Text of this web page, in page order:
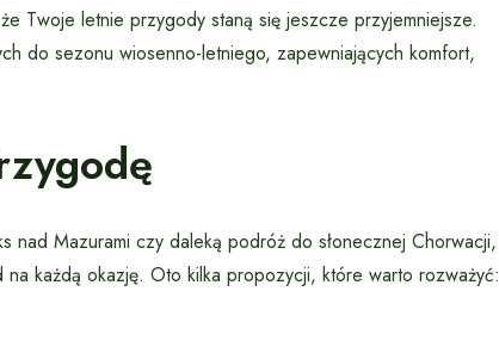
Twoje letnie przygody staną się jeszcze przyjemniejsze.
do sezonu wiosenno-letniego, zapewniających komfort,
Mazurami czy daleką podróż do słonecznej Chorwacji,
każdą okazję. Oto kilka propozycji, które warto rozważyć: